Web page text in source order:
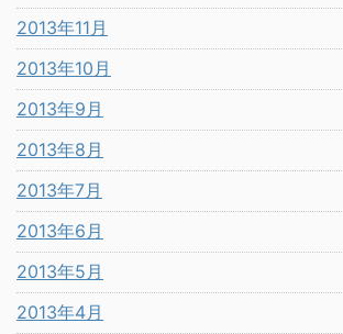
2013年11月
2013年10月
2013年9月
2013年8月
2013年7月
2013年6月
2013年5月
2013年4月